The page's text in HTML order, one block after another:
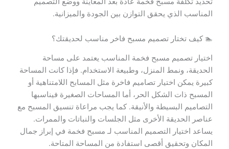
المناسب الذي يحقق التوازن بين الجودة والميزانية.
🏊 كيف تختار تصميم مسبح فاخر مناسب لحديقتك؟
اختيار تصميم مسبح فخمة المناسب يعتمد على مساحة
الحديقة، ونمط المنزل، وطبيعة الاستخدام. فإذا كانت المساحة
كبيرة يمكن اختيار تصاميم فاخرة مثل المسابح اللامتناهية أو
المسبح ذات الشكل الحر، أما المساحات الصغيرة فيناسبها
التصاميم البسيطة والأنيقة. كما يجب مراعاة تنسيق المسبح مع
عناصر الحديقة الأخرى مثل الجلسات والنباتات والممرات.
يساعد اختيار التصميم المناسب لـ مسبح فخمة في إبراز جمال
المكان وتحقيق أقصى استفادة من المساحة المتاحة.